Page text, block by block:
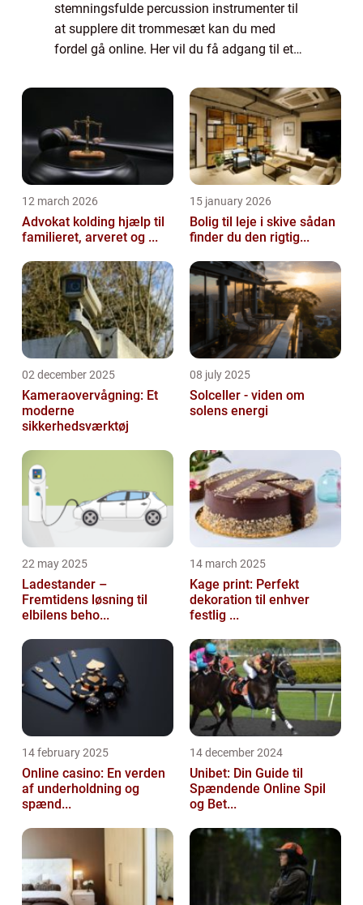
stemningsfulde percussion instrumenter til
at supplere dit trommesæt kan du med
fordel gå online. Her vil du få adgang til et
instrumenter inden for en hver kategori. Hos
12 march 2026
Advokat kolding hjælp til
familieret, arveret og ...
15 january 2026
Bolig til leje i skive sådan
finder du den rigtig...
02 december 2025
Kameraovervågning: Et
moderne
sikkerhedsværktøj
08 july 2025
Solceller - viden om
solens energi
22 may 2025
Ladestander –
Fremtidens løsning til
elbilens beho...
14 march 2025
Kage print: Perfekt
dekoration til enhver
festlig ...
14 february 2025
Online casino: En verden
af underholdning og
spænd...
14 december 2024
Unibet: Din Guide til
Spændende Online Spil
og Bet...